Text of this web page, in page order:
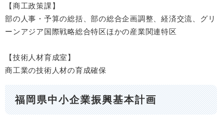
【商工政策課】
部の人事・予算の総括、部の総合企画調整、経済交流、グリ
ーンアジア国際戦略総合特区ほかの産業関連特区
【技術人材育成室】
商工業の技術人材の育成確保
福岡県中小企業振興基本計画